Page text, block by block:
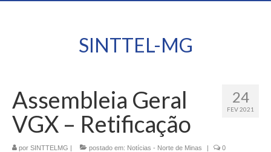
SINTTEL-MG
24
FEV 2021
Assembleia Geral
VGX – Retificação
por SINTTELMG | postado em: Notícias - Norte de Minas | 0